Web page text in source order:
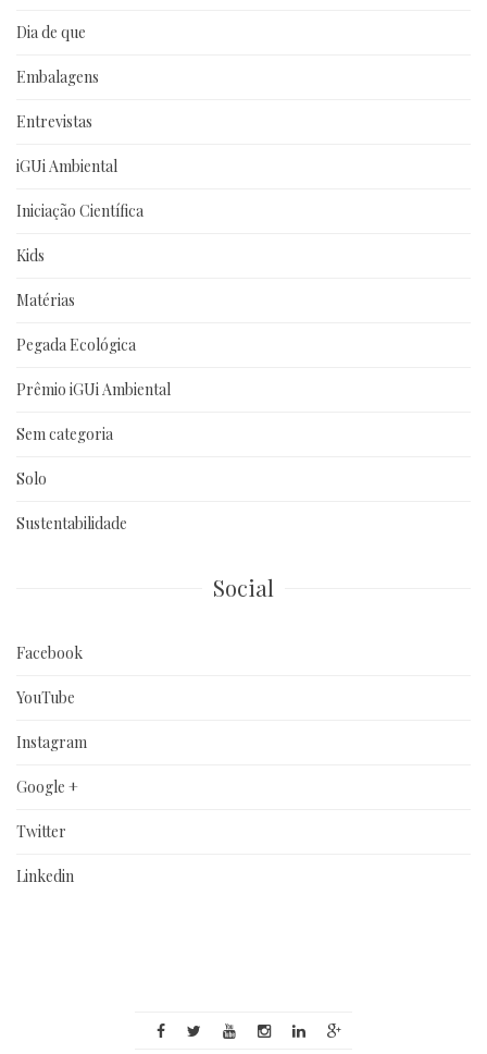
Dia de que
Embalagens
Entrevistas
iGUi Ambiental
Iniciação Científica
Kids
Matérias
Pegada Ecológica
Prêmio iGUi Ambiental
Sem categoria
Solo
Sustentabilidade
Social
Facebook
YouTube
Instagram
Google +
Twitter
Linkedin